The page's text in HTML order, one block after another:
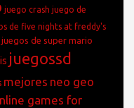
juego crash juego de
de five nights at freddy's
juegos de super mario
juegossd
mejores neo geo
games for